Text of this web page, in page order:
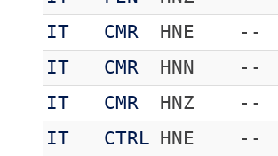
IT
CMR HNE --
IT
CMR HNN --
IT
CMR HNZ --
IT
CTRL HNE --